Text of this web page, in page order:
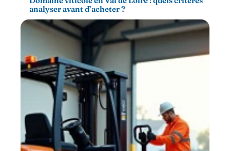
analyser avant d’acheter ?